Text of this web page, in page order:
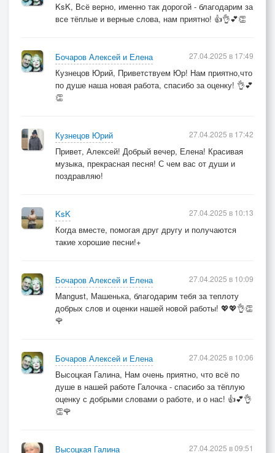
KsK, Всё верно, именно так дорогой - благодарим за
все тёплые и верные слова, нам приятно! 👍👌💕👏
Бочаров Алексей и Елена
Кузнецов Юрий, Приветствуем Юр! Нам приятно,что
по душе наша новая работа, спасибо за оценку! 👌💕
👏
27.04.2025 в 17:49
Кузнецов Юрий
Привет, Алексей! Добрый вечер, Елена! Красивая
музыка, прекрасная песня! С чем вас от души и
поздравляю!
27.04.2025 в 17:42
KsK
Когда вместе, помогая друг другу и получаются
такие хорошие песни!+
27.04.2025 в 10:13
Бочаров Алексей и Елена
Mangust, Машенька, благодарим тебя за теплоту
добрых слов и оценки нашей новой работы! 💖💖👌👏
🌹
27.04.2025 в 10:09
Бочаров Алексей и Елена
Высоцкая Галина, Нам очень приятно, что всё по
душе в нашей работе Галочка - спасибо за тёплую
оценку с добрыми словами о работе, и о нас! 👍💕👌
👏🌹
27.04.2025 в 10:06
Высоцкая Галина 27.04.2025 в 09:51